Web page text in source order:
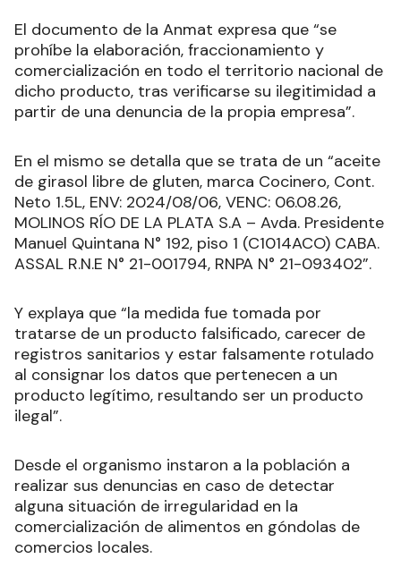
El documento de la Anmat expresa que “se
prohíbe la elaboración, fraccionamiento y
comercialización en todo el territorio nacional de
dicho producto, tras verificarse su ilegitimidad a
partir de una denuncia de la propia empresa”.
En el mismo se detalla que se trata de un “aceite
de girasol libre de gluten, marca Cocinero, Cont.
Neto 1.5L, ENV: 2024/08/06, VENC: 06.08.26,
MOLINOS RÍO DE LA PLATA S.A – Avda. Presidente
Manuel Quintana N° 192, piso 1 (C1014ACO) CABA.
ASSAL R.N.E N° 21-001794, RNPA N° 21-093402”.
Y explaya que “la medida fue tomada por
tratarse de un producto falsificado, carecer de
registros sanitarios y estar falsamente rotulado
al consignar los datos que pertenecen a un
producto legítimo, resultando ser un producto
ilegal”.
Desde el organismo instaron a la población a
realizar sus denuncias en caso de detectar
alguna situación de irregularidad en la
comercialización de alimentos en góndolas de
comercios locales.